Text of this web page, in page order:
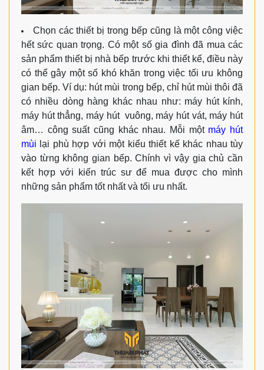
Chọn các thiết bị trong bếp cũng là một công việc
hết sức quan trọng. Có một số gia đình đã mua các
sản phẩm thiết bị nhà bếp trước khi thiết kế, điều này
có thể gây một số khó khăn trong việc tối ưu không
gian bếp. Ví dụ: hút mùi trong bếp, chỉ hút mùi thôi đã
có nhiều dòng hàng khác nhau như: máy hút kính,
máy hút thẳng, máy hút vuông, máy hút vát, máy hút
âm… công suất cũng khác nhau. Mỗi một máy hút
mùi lại phù hợp với một kiểu thiết kế khác nhau tùy
vào từng không gian bếp. Chính vì vậy gia chủ cần
kết hợp với kiến trúc sư để mua được cho mình
những sản phẩm tốt nhất và tối ưu nhất.